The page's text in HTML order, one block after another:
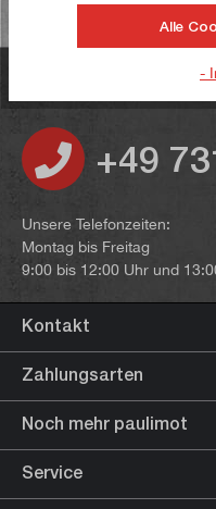
Haben Sie noch
+49
Unsere Telefonzeiten:
Montag bis Freitag
9:00 bis 12:00 Uhr und
Kontakt
Zahlungsarten
Noch mehr paulimot
Service
Alle
-